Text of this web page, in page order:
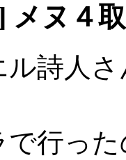
メヌ４
ル詩人
行っ